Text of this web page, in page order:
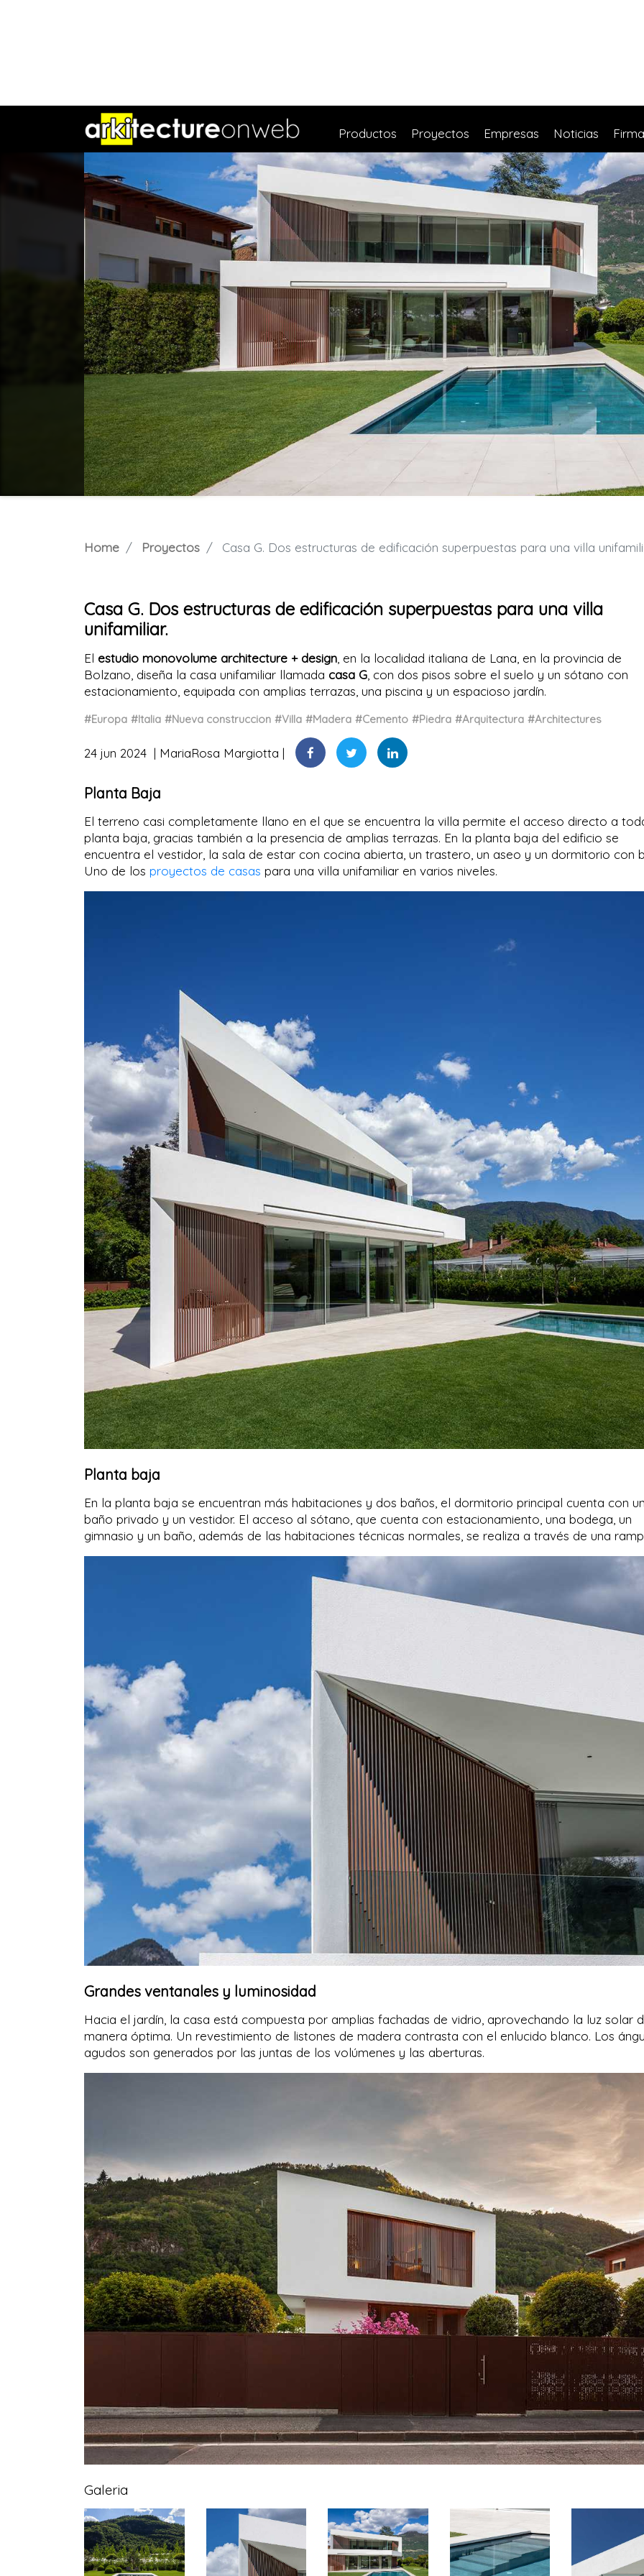
Productos Proyectos Empresas Noticias
Home Proyectos Casa G. Dos estructuras de edificación superpuestas para una villa
Casa G. Dos estructuras de edificación superpuestas para una villa
unifamiliar.
El estudio monovolume architecture + design en la localidad italiana de Lana, en la provincia de
Bolzano, diseña la casa unifamiliar llamada casa G , con dos pisos sobre el suelo y un sótano con
estacionamiento, equipada con amplias terrazas, una piscina y un espacioso jardín.
#Europa #Italia #Nueva construccion #Villa #Madera #Cemento #Piedra #Arquitectura #Architectures
24 jun 2024 MariaRosa Margiotta
Planta Baja
El terreno casi completamente llano en el que se encuentra la villa permite el acceso directo a
planta baja, gracias también a la presencia de amplias terrazas. En la planta baja del edificio se
encuentra el vestidor, la sala de estar con cocina abierta, un trastero, un aseo y un dormitorio con
Uno de los proyectos de casas para una villa unifamiliar en varios niveles.
Planta baja
En la planta baja se encuentran más habitaciones y dos baños, el dormitorio principal cuenta con
baño privado y un vestidor. El acceso al sótano, que cuenta con estacionamiento, una bodega, un
gimnasio y un baño, además de las habitaciones técnicas normales, se realiza a través de una
Grandes ventanales y luminosidad
Hacia el jardín, la casa está compuesta por amplias fachadas de vidrio, aprovechando la luz solar
manera óptima. Un revestimiento de listones de madera contrasta con el enlucido blanco. Los
agudos son generados por las juntas de los volúmenes y las aberturas.
Galeria